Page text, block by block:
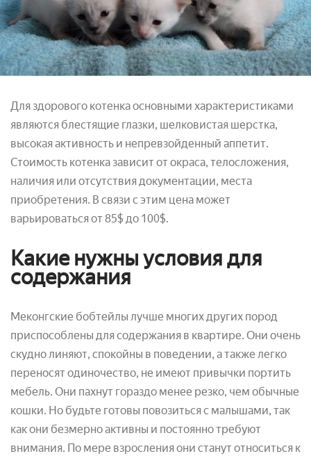
Для здорового котенка основными характеристиками
являются блестящие глазки, шелковистая шерстка,
высокая активность и непревзойденный аппетит.
Стоимость котенка зависит от окраса, телосложения,
наличия или отсутствия документации, места
приобретения. В связи с этим цена может
варьироваться от 85$ до 100$.
Какие нужны условия для
содержания
Меконгские бобтейлы лучше многих других пород
приспособлены для содержания в квартире. Они очень
скудно линяют, спокойны в поведении, а также легко
переносят одиночество, не имеют привычки портить
мебель. Они пахнут гораздо менее резко, чем обычные
кошки. Но будьте готовы повозиться с малышами, так
как они безмерно активны и постоянно требуют
внимания. По мере взросления они станут относиться к